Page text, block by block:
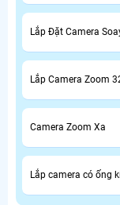
Lắp Đặt Camera
Lắp Camera Zoom
Camera Zoom Xa
Lắp camera có ống